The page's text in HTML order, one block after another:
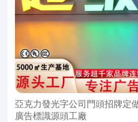
亞克力發光字公司門頭招牌定
廣告標識源頭工廠